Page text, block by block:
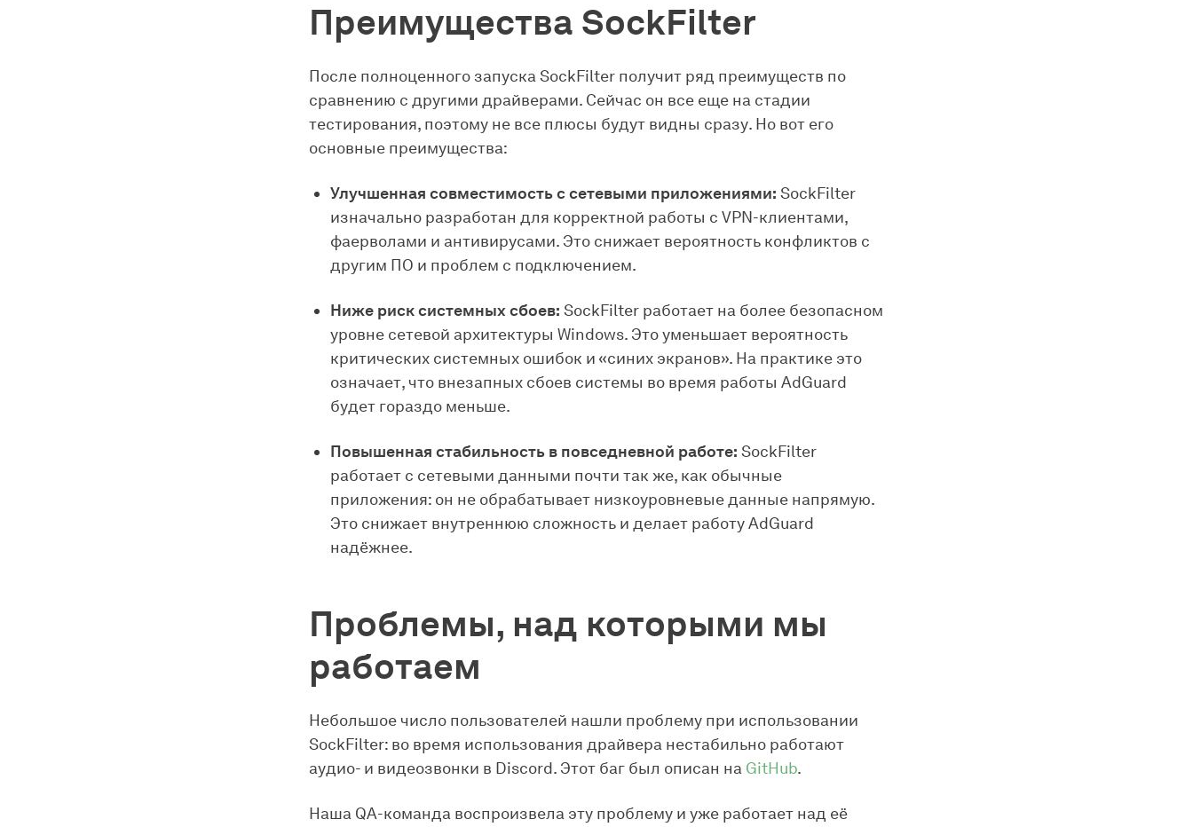
Преимущества SockFilter
После полноценного запуска SockFilter получит ряд преимуществ по
сравнению с другими драйверами. Сейчас он все еще на стадии
тестирования, поэтому не все плюсы будут видны сразу. Но вот его
основные преимущества:
Улучшенная совместимость с сетевыми приложениями: SockFilter
изначально разработан для корректной работы с VPN-клиентами,
фаерволами и антивирусами. Это снижает вероятность конфликтов с
другим ПО и проблем с подключением.
Ниже риск системных сбоев: SockFilter работает на более безопасном
уровне сетевой архитектуры Windows. Это уменьшает вероятность
критических системных ошибок и «синих экранов». На практике это
означает, что внезапных сбоев системы во время работы AdGuard
будет гораздо меньше.
Повышенная стабильность в повседневной работе: SockFilter
работает с сетевыми данными почти так же, как обычные
приложения: он не обрабатывает низкоуровневые данные напрямую.
Это снижает внутреннюю сложность и делает работу AdGuard
надёжнее.
Проблемы, над которыми мы
работаем
Небольшое число пользователей нашли проблему при использовании
SockFilter: во время использования драйвера нестабильно работают
аудио- и видеозвонки в Discord. Этот баг был описан на GitHub.
Наша QA-команда воспроизвела эту проблему и уже работает над её